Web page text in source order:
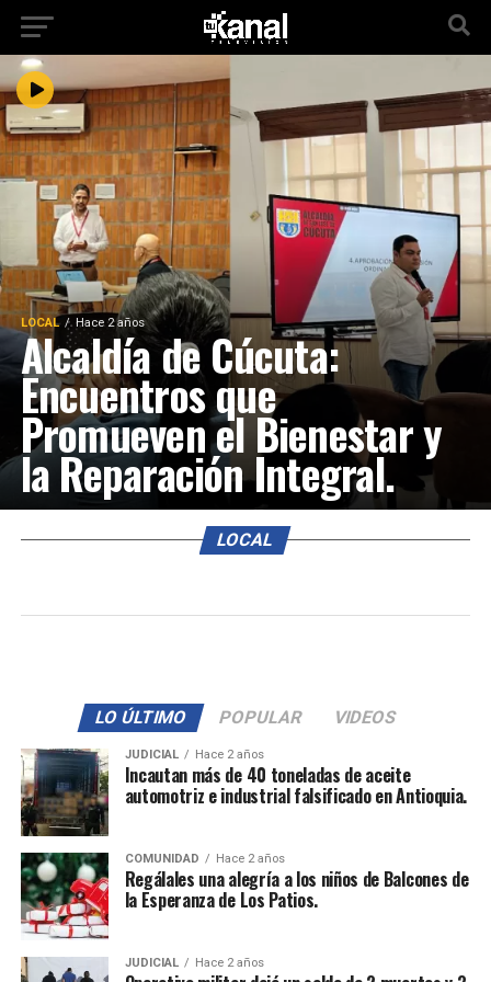
LOCAL Hace 2 años
Alcaldía de Cúcuta:
Encuentros que
Promueven el Bienestar y
la Reparación Integral.
LOCAL
LO ÚLTIMO POPULAR VIDEOS
JUDICIAL Hace 2 años
Incautan más de 40 toneladas de aceite
automotriz e industrial falsificado en Antioquia.
COMUNIDAD Hace 2 años
Regálales una alegría a los niños de Balcones de
la Esperanza de Los Patios.
JUDICIAL Hace 2 años